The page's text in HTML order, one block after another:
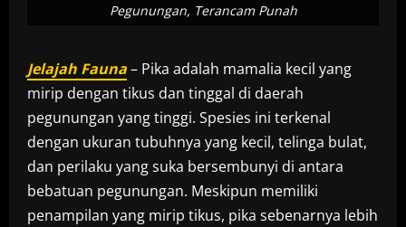
Pegunungan, Terancam Punah
Jelajah Fauna– Pika adalah mamalia kecil yang
mirip dengan tikus dan tinggal di daerah
pegunungan yang tinggi. Spesies ini terkenal
dengan ukuran tubuhnya yang kecil, telinga bulat,
dan perilaku yang suka bersembunyi di antara
bebatuan pegunungan. Meskipun memiliki
penampilan yang mirip tikus, pika sebenarnya lebih